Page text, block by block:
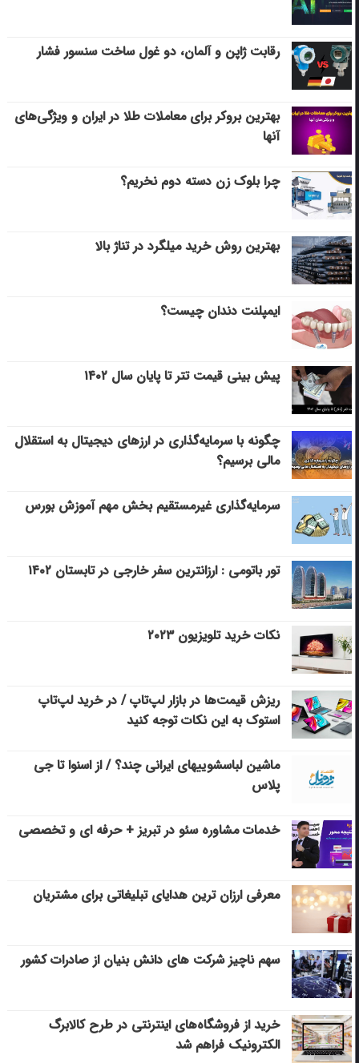
رقابت ژاپن و آلمان، دو غول ساخت سنسور فشار
بهترین بروکر برای معاملات طلا در ایران و ویژگی‌های
آنها
چرا بلوک زن دسته دوم نخریم؟
بهترین روش خرید میلگرد در تناژ بالا
ایمپلنت دندان چیست؟
پیش بینی قیمت تتر تا پایان سال ۱۴۰۲
چگونه با سرمایه‌گذاری در ارزهای دیجیتال به استقلال
مالی برسیم؟
سرمایه‌گذاری غیرمستقیم بخش مهم آموزش بورس
تور باتومی : ارزانترین سفر خارجی در تابستان ۱۴۰۲
نکات خرید تلویزیون ۲۰۲۳
ریزش قیمت‌ها در بازار لپ‌تاپ / در خرید لپ‌تاپ
استوک به این نکات توجه کنید
ماشین لباسشویی‎های ایرانی چند؟ / از اسنوا تا جی
پلاس
خدمات مشاوره سئو در تبریز + حرفه ای و تخصصی
معرفی ارزان ترین هدایای تبلیغاتی برای مشتریان
سهم ناچیز شرکت های دانش بنیان از صادرات کشور
خرید از فروشگاه‌های اینترنتی در طرح کالابرگ
الکترونیک فراهم شد